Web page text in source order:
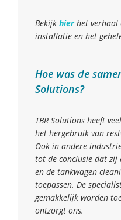
Bekijk hierhet verhaal
installatie en het
Hoe was de
Solutions?
TBR Solutions heeft
het hergebruik van
Ook in andere
tot de conclusie dat
en de tankwagen
toepassen. De
gemakkelijk worden
ontzorgt ons.